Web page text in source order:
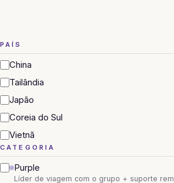
PAÍS
China
Tailândia
Japão
Coreia do Sul
Vietnã
CATEGORIA
Purple
Líder de viagem com o grupo + suporte